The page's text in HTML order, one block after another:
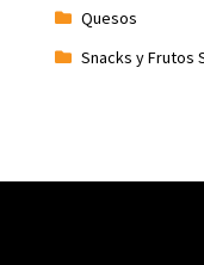
Quesos
Snacks y Frutos